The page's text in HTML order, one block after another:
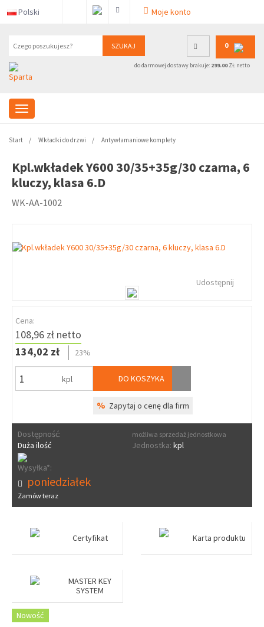
Polski Moje konto
SZUKAJ 0
do darmowej dostawy brakuje: 299.00ZŁ netto
Start Wkładki do drzwi Antywłamaniowe komplety
Kpl.wkładek Y600 30/35+35g/30 czarna, 6
kluczy, klasa 6.D
WK-AA-1002
Udostępnij
Cena:
108,96 zł netto
134,02 zł
23%
kpl DO KOSZYKA
% Zapytaj o cenę dla firm
Dostępność:
Duża ilość
możliwa sprzedaż jednostkowa
Jednostka: kpl
Wysyłka*:
poniedziałek
Zamów teraz
Certyfikat Karta produktu
MASTER KEY
SYSTEM
Nowość